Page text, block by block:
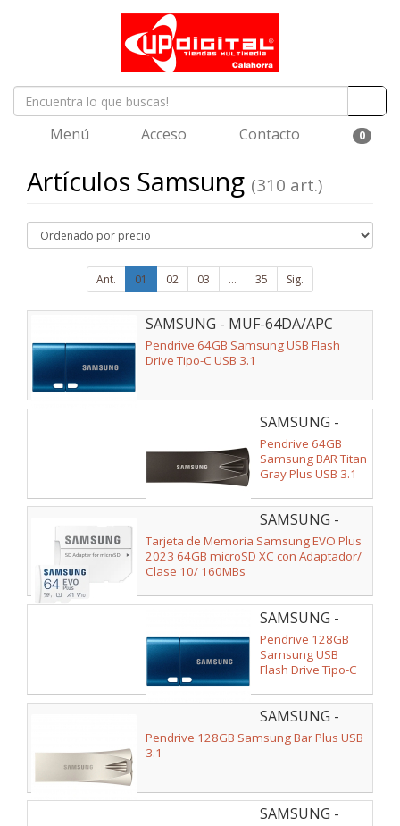
Menú Acceso Contacto 0
Artículos Samsung (310 art.)
Ant. 01 02 03 ... 35 Sig.
SAMSUNG - MUF-64DA/APC
Pendrive 64GB Samsung USB Flash
Drive Tipo-C USB 3.1
SAMSUNG -
MUF-
64BE4/APC
Pendrive 64GB
Samsung BAR Titan
Gray Plus USB 3.1
SAMSUNG -
MB-MC64SA/EU
Tarjeta de Memoria Samsung EVO Plus
2023 64GB microSD XC con Adaptador/
Clase 10/ 160MBs
SAMSUNG -
MUF-
128DA/APC
Pendrive 128GB
Samsung USB
Flash Drive Tipo-C
SAMSUNG -
MUF-
128BE3/APC
Pendrive 128GB Samsung Bar Plus USB
3.1
SAMSUNG -